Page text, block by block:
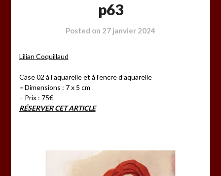
p63
Posted on 27 janvier 2024
Lilian Coquillaud
Case 02 à l’aquarelle et à l’encre d’aquarelle
–Dimensions : 7 x 5 cm
– Prix : 75€
RÉSERVER CET ARTICLE